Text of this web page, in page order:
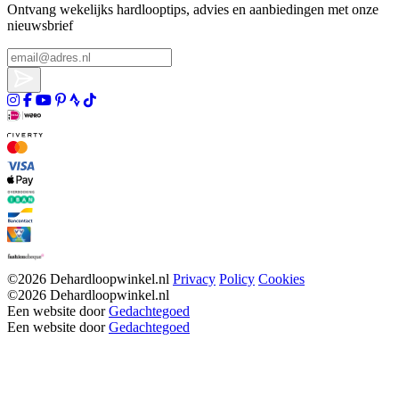
Ontvang wekelijks hardlooptips, advies en aanbiedingen met onze
nieuwsbrief
©2026 Dehardloopwinkel.nl Privacy Policy Cookies
©2026 Dehardloopwinkel.nl
Een website doorGedachtegoed
Een website doorGedachtegoed